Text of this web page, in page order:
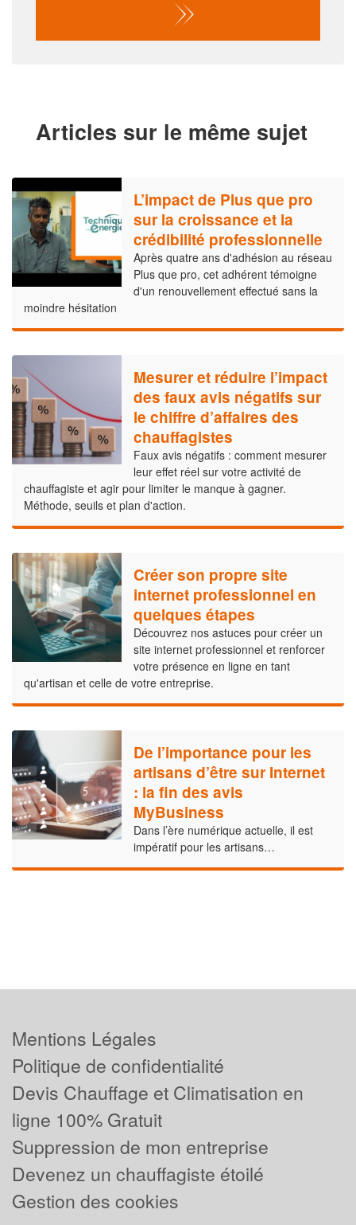
Articles sur le même sujet
L’impact de Plus que pro
sur la croissance et la
crédibilité professionnelle
Après quatre ans d'adhésion au réseau
Plus que pro, cet adhérent témoigne
d'un renouvellement effectué sans la
moindre hésitation
Mesurer et réduire l’impact
des faux avis négatifs sur
le chiffre d’affaires des
chauffagistes
Faux avis négatifs : comment mesurer
leur effet réel sur votre activité de
chauffagiste et agir pour limiter le manque à gagner.
Méthode, seuils et plan d'action.
Créer son propre site
internet professionnel en
quelques étapes
Découvrez nos astuces pour créer un
site internet professionnel et renforcer
votre présence en ligne en tant
qu'artisan et celle de votre entreprise.
De l’importance pour les
artisans d’être sur Internet
: la fin des avis
MyBusiness
Dans l’ère numérique actuelle, il est
impératif pour les artisans…
Mentions Légales
Politique de confidentialité
Devis Chauffage et Climatisation en
ligne 100% Gratuit
Suppression de mon entreprise
Devenez un chauffagiste étoilé
Gestion des cookies